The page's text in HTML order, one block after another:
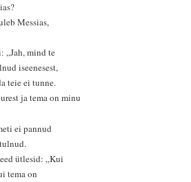
Messias,
„Jah, mind te
iseenesest,
teie ei tunne.
ja tema on minu
ei pannud
ütlesid: „Kui
tema on